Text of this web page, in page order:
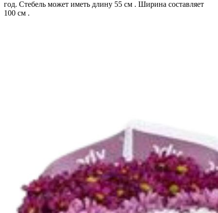
год. Стебель может иметь длину 55 см . Ширина составляет
100 см .